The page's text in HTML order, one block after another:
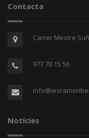
Contacta
Carrer Mestre
977 70 15 56
Notícies